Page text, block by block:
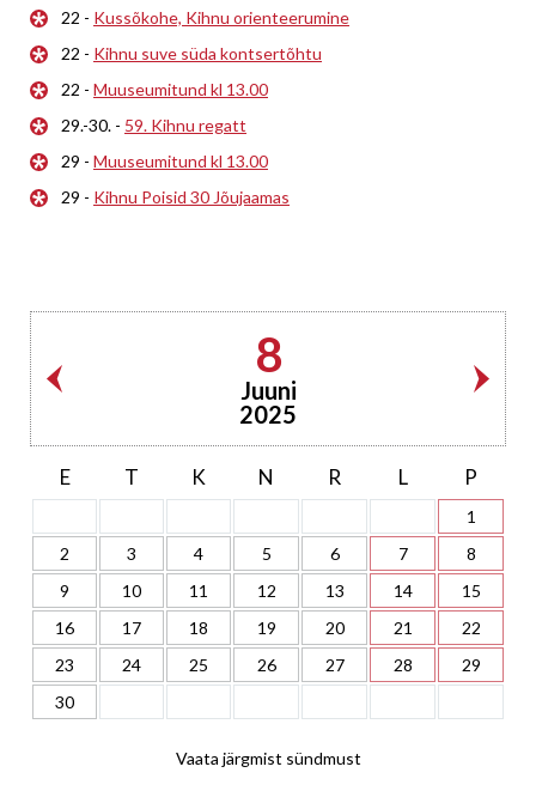
22 - Kussõkohe, Kihnu orienteerumine
22 - Kihnu suve süda kontsertõhtu
22 - Muuseumitund kl 13.00
29.-30. - 59. Kihnu regatt
29 - Muuseumitund kl 13.00
29 - Kihnu Poisid 30 Jõujaamas
8
Juuni
2025
E T K N R L P
1
2
3 4 5 6 7
8
9
10 11 12 13 14
15
16
17 18 19 20 21
22
23
24 25 26 27 28
29
30
Vaata järgmist sündmust